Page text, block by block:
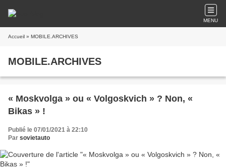
MENU
Accueil » MOBILE.ARCHIVES
MOBILE.ARCHIVES
« Moskvolga » ou « Volgoskvich » ? Non, «
Bikas » !
Publié le 07/01/2021 à 22:10
Par sovietauto